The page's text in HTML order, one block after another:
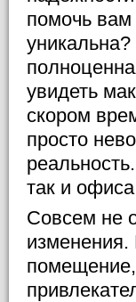
помочь вам
увидеть
скором
просто
так и
Совсем не
изменения.
помещение,